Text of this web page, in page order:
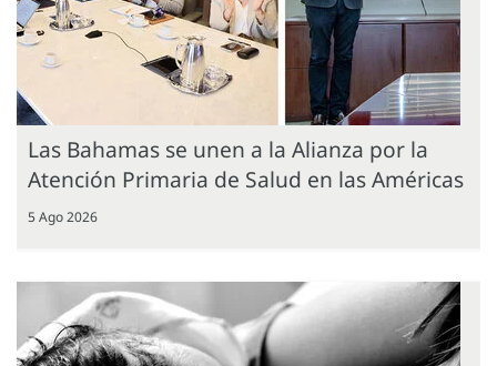
Las Bahamas se unen a la Alianza por la
Atención Primaria de Salud en las Américas
5 Ago 2026